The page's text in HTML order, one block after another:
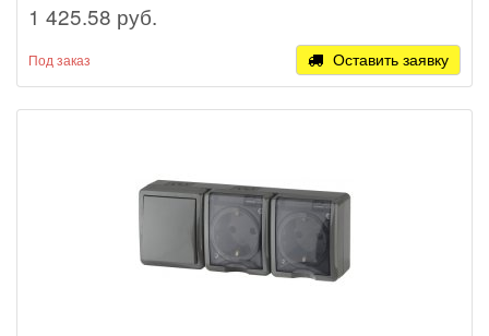
1 425.58 руб.
Под заказ Оставить заявку